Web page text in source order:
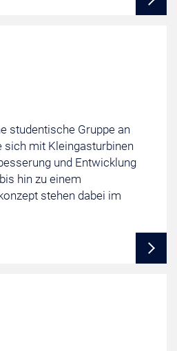
studentische Gruppe an
sich mit Kleingasturbinen
und Entwicklung
hin zu einem
stehen dabei im